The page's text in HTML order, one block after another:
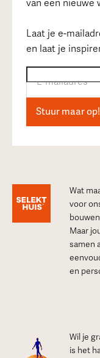
van een nieuwe
Laat je e-
en laat je
Wat
voor
Maar
samen
en
Wil je
is het